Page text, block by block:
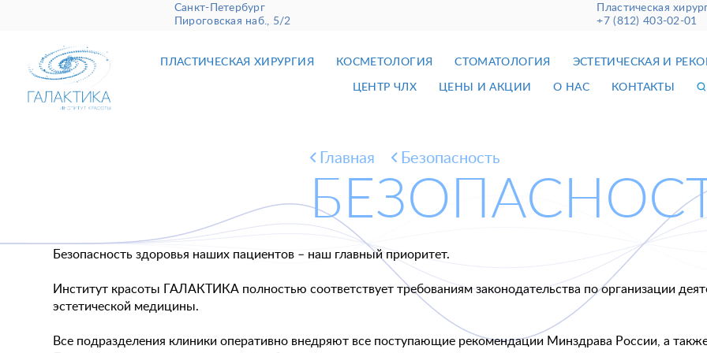
Санкт-Петербург
Пироговская наб., 5/2
Пластическая
+7 (812) 403-02-01
ПЛАСТИЧЕСКАЯ ХИРУРГИЯ КОСМЕТОЛОГИЯ СТОМАТОЛОГИЯ ЭСТЕТИЧЕСКАЯ И
ЦЕНТР ЧЛХ ЦЕНЫ И АКЦИИ О НАС КОНТАКТЫ
Главная Безопасность
Безопасность здоровья наших пациентов – наш главный приоритет.
Институт красоты ГАЛАКТИКА полностью соответствует требованиям законодательства по организации
эстетической медицины.
Все подразделения клиники оперативно внедряют все поступающие рекомендации Минздрава России, а